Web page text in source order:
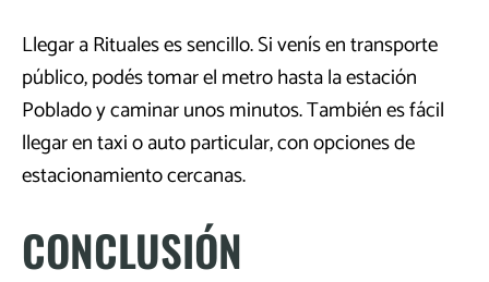
Llegar a Rituales es sencillo. Si venís en transporte
público, podés tomar el metro hasta la estación
Poblado y caminar unos minutos. También es fácil
llegar en taxi o auto particular, con opciones de
estacionamiento cercanas.
CONCLUSIÓN